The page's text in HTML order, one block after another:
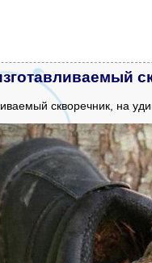
скворечник, на